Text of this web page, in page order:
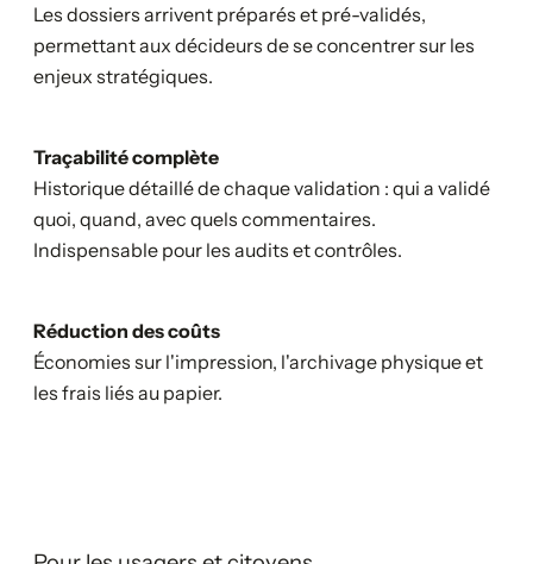
Les dossiers arrivent préparés et pré-validés,
permettant aux décideurs de se concentrer sur les
enjeux stratégiques.
Traçabilité complète
Historique détaillé de chaque validation : qui a validé
quoi, quand, avec quels commentaires.
Indispensable pour les audits et contrôles.
Réduction des coûts
Économies sur l'impression, l'archivage physique et
les frais liés au papier.